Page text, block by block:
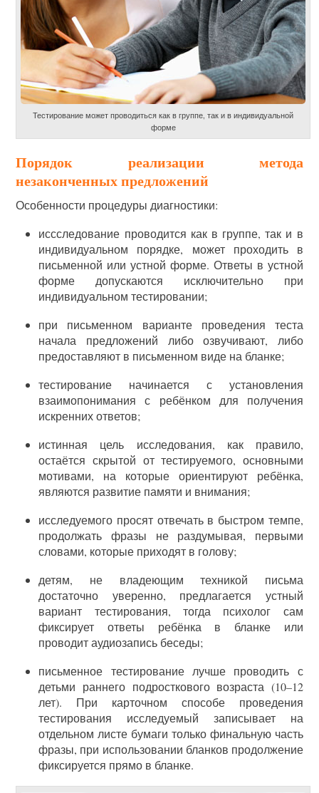
Тестирование может проводиться как в группе, так и в индивидуальной
форме
Порядок реализации метода
незаконченных предложений
Особенности процедуры диагностики:
иссследование проводится как в группе, так и в
индивидуальном порядке, может проходить в
письменной или устной форме. Ответы в устной
форме допускаются исключительно при
индивидуальном тестировании;
при письменном варианте проведения теста
начала предложений либо озвучивают, либо
предоставляют в письменном виде на бланке;
тестирование начинается с установления
взаимопонимания с ребёнком для получения
искренних ответов;
истинная цель исследования, как правило,
остаётся скрытой от тестируемого, основными
мотивами, на которые ориентируют ребёнка,
являются развитие памяти и внимания;
исследуемого просят отвечать в быстром темпе,
продолжать фразы не раздумывая, первыми
словами, которые приходят в голову;
детям, не владеющим техникой письма
достаточно уверенно, предлагается устный
вариант тестирования, тогда психолог сам
фиксирует ответы ребёнка в бланке или
проводит аудиозапись беседы;
письменное тестирование лучше проводить с
детьми раннего подросткового возраста (10–12
лет). При карточном способе проведения
тестирования исследуемый записывает на
отдельном листе бумаги только финальную часть
фразы, при использовании бланков продолжение
фиксируется прямо в бланке.